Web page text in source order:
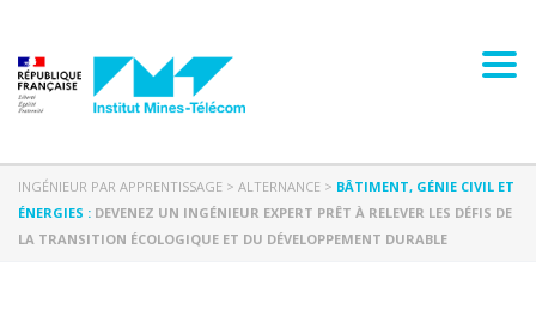
INGÉNIEUR PAR APPRENTISSAGE > ALTERNANCE > BÂTIMENT, GÉNIE CIVIL ET
ÉNERGIES : DEVENEZ UN INGÉNIEUR EXPERT PRÊT À RELEVER LES DÉFIS DE
LA TRANSITION ÉCOLOGIQUE ET DU DÉVELOPPEMENT DURABLE